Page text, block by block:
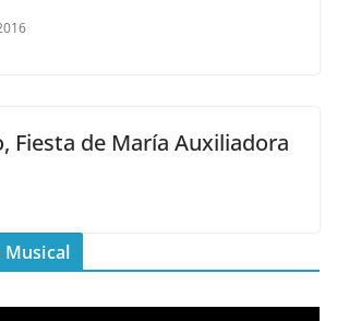
Fiesta de María Auxiliadora
Musical